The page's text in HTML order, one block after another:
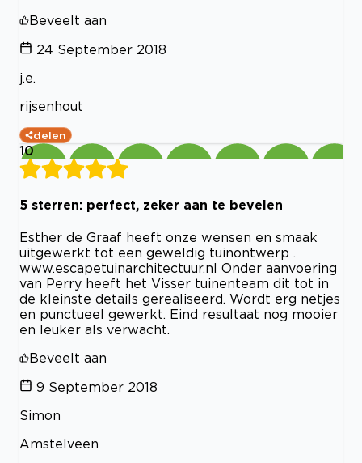
Beveelt aan
24 September 2018
j.e.
rijsenhout
delen
10
5 sterren: perfect, zeker aan te bevelen
Esther de Graaf heeft onze wensen en smaak
uitgewerkt tot een geweldig tuinontwerp .
www.escapetuinarchitectuur.nl Onder aanvoering
van Perry heeft het Visser tuinenteam dit tot in
de kleinste details gerealiseerd. Wordt erg netjes
en punctueel gewerkt. Eind resultaat nog mooier
en leuker als verwacht.
Beveelt aan
9 September 2018
Simon
Amstelveen